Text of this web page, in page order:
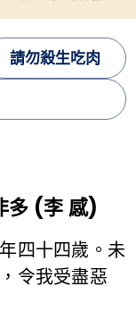
請勿殺生吃肉
多 (李 感)
四十四歲。未
令我受盡惡